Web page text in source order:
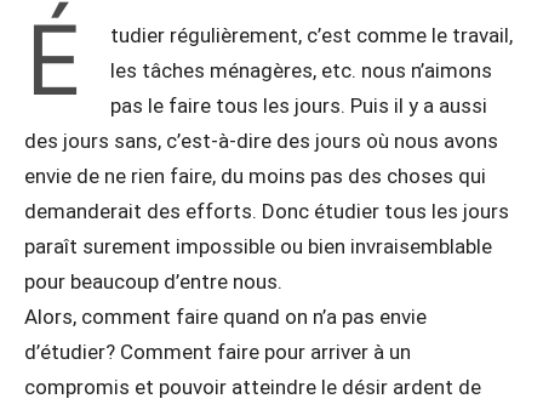
É
tudier régulièrement, c’est comme le travail,
les tâches ménagères, etc. nous n’aimons
pas le faire tous les jours. Puis il y a aussi
des jours sans, c’est-à-dire des jours où nous avons
envie de ne rien faire, du moins pas des choses qui
demanderait des efforts. Donc étudier tous les jours
paraît surement impossible ou bien invraisemblable
pour beaucoup d’entre nous.
Alors, comment faire quand on n’a pas envie
d’étudier? Comment faire pour arriver à un
compromis et pouvoir atteindre le désir ardent de